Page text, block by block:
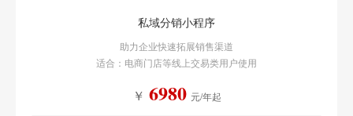
私域分销小程序
助力企业快速拓展销售渠道
适合：电商门店等线上交易类用户使用
￥ 6980 元/年起